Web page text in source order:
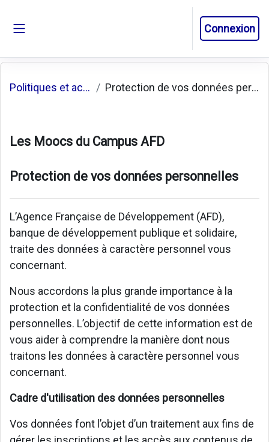
Connexion
Politiques et accords Protection de vos données personnelles
Les Moocs du Campus AFD
Protection de vos données personnelles
L’Agence Française de Développement (AFD),
banque de développement publique et solidaire,
traite des données à caractère personnel vous
concernant.
Nous accordons la plus grande importance à la
protection et la confidentialité de vos données
personnelles. L’objectif de cette information est de
vous aider à comprendre la manière dont nous
traitons les données à caractère personnel vous
concernant.
Cadre d'utilisation des données personnelles
Vos données font l’objet d’un traitement aux fins de